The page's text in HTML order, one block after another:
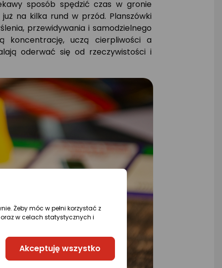
sposób spędzić czas w gronie
na kilka rund w przód. Planszówki
przewidywania i samodzielnego
koncentrację, uczą cierpliwości a
oderwać się od rzeczywistości i
Żeby móc w pełni korzystać z
w celach statystycznych i
Akceptuję wszystko